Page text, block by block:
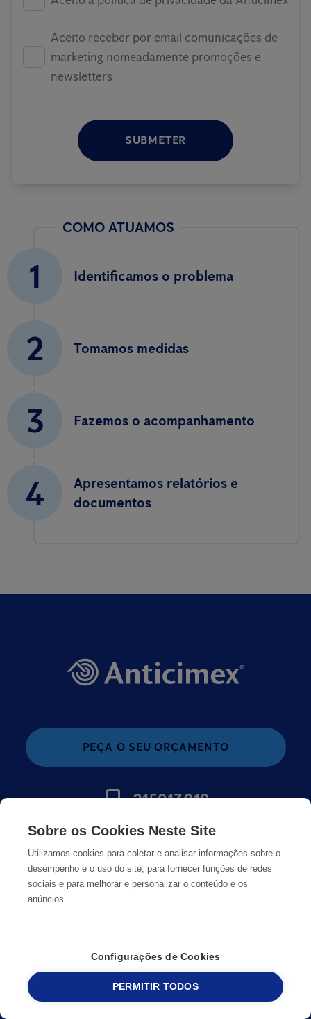
Aceito receber por email comunicações de
marketing nomeadamente promoções e
newsletters
SUBMETER
COMO ATUAMOS
1 Identificamos o problema
2 Tomamos medidas
3 Fazemos o acompanhamento
4
Apresentamos relatórios e
documentos
PEÇA O SEU ORÇAMENTO
215913019
MUDAR PAÍS
215 913 019
Sobre os Cookies Neste Site
Utilizamos cookies para coletar e analisar informações sobre o
desempenho e o uso do site, para fornecer funções de redes
sociais e para melhorar e personalizar o conteúdo e os
anúncios.
Configurações de Cookies
PERMITIR TODOS